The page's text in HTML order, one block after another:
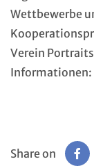
Wettbewerbe
Verein
Informationen:
Share on